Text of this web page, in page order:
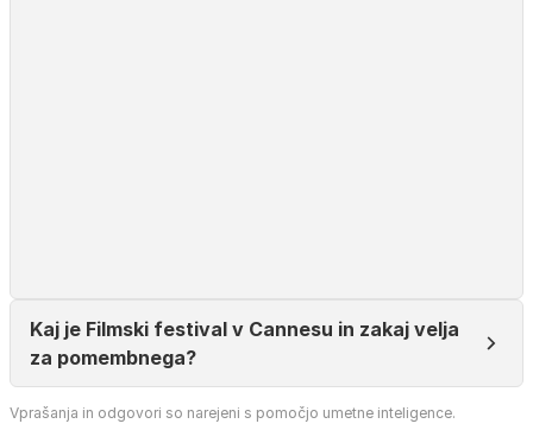
Kaj je Filmski festival v Cannesu in zakaj velja
za pomembnega?
Vprašanja in odgovori so narejeni s pomočjo umetne inteligence.